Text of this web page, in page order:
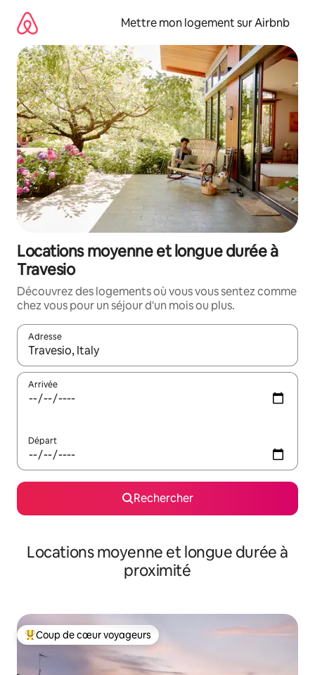
directement
contenu
Mettre mon logement sur Airbnb
Locations moyenne et longue durée à
Travesio
Découvrez des logements où vous vous sentez comme
chez vous pour un séjour d'un mois ou plus.
Adresse
Lorsque les résultats s'affichent, utilisez les flèches vers le
Arrivée
Départ
Rechercher
Locations moyenne et longue durée à
proximité
Coups de cœur voyageurs les plus appréciés
Coup de cœur voyageurs